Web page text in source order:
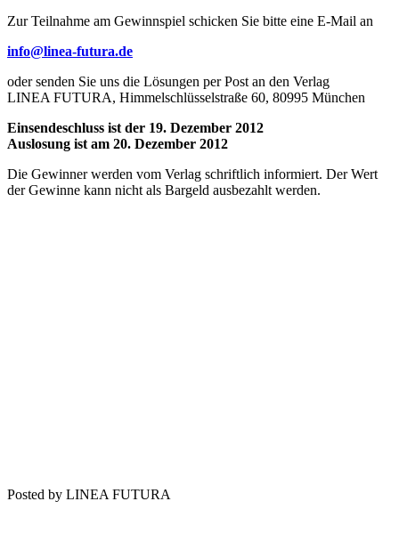
Zur Teilnahme am Gewinnspiel schicken Sie bitte eine E-Mail an
info@linea-futura.de
oder senden Sie uns die Lösungen per Post an den Verlag
LINEA FUTURA, Himmelschlüsselstraße 60, 80995 München
Einsendeschluss ist der 19. Dezember 2012
Auslosung ist am 20. Dezember 2012
Die Gewinner werden vom Verlag schriftlich informiert. Der Wert
der Gewinne kann nicht als Bargeld ausbezahlt werden.
Posted by LINEA FUTURA